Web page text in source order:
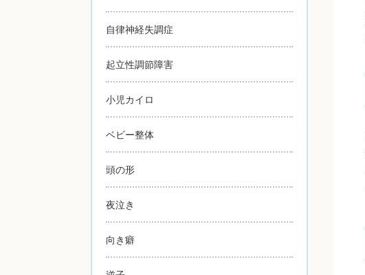
自律神経失調症
起立性調節障害
小児カイロ
ベビー整体
頭の形
夜泣き
向き癖